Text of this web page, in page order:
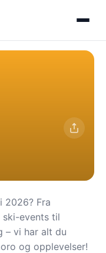
2026? Fra
ski-events til
– vi har alt du
og opplevelser!